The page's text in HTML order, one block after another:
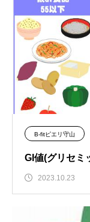
B-fitピエリ守山
GI値(グリセミ
2023.10.23